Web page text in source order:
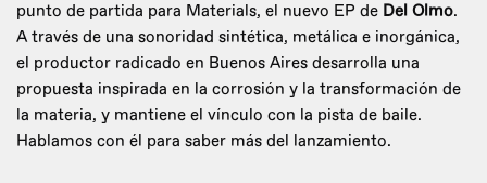
punto de partida para Materials, el nuevo EP de Del Olmo.
A través de una sonoridad sintética, metálica e inorgánica,
el productor radicado en Buenos Aires desarrolla una
propuesta inspirada en la corrosión y la transformación de
la materia, y mantiene el vínculo con la pista de baile.
Hablamos con él para saber más del lanzamiento.